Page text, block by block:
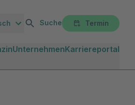
Suche Termin
UnternehmenKarriereportal